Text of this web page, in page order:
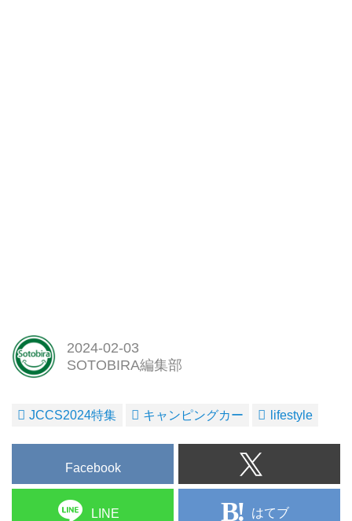
2024-02-03
SOTOBIRA編集部
JCCS2024特集 キャンピングカー lifestyle
Facebook
LINE はてブ